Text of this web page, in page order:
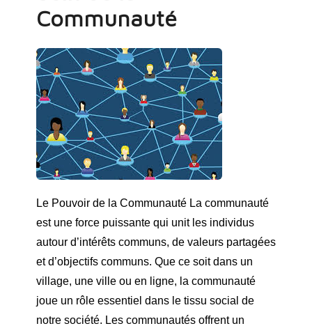
Communauté
Le Pouvoir de la Communauté La communauté
est une force puissante qui unit les individus
autour d’intérêts communs, de valeurs partagées
et d’objectifs communs. Que ce soit dans un
village, une ville ou en ligne, la communauté
joue un rôle essentiel dans le tissu social de
notre société. Les communautés offrent un